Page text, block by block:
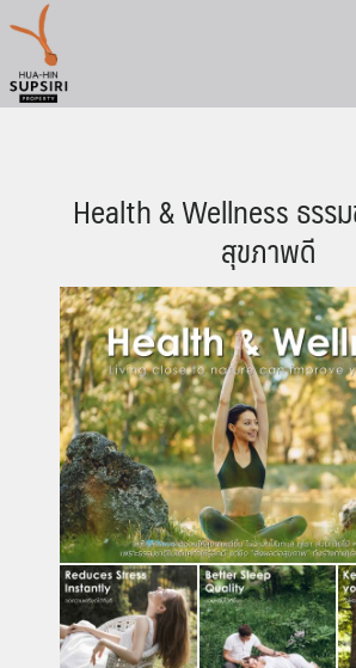
content
Health & Wellness ธรร
สุขภาพดี